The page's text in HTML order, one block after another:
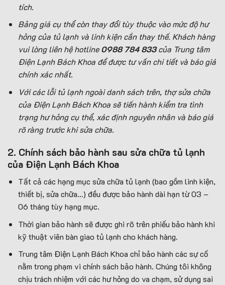
tích.
Bảng giá cụ thể còn thay đổi tùy thuộc vào mức độ hư
hỏng của tủ lạnh và linh kiện cần thay thế. Khách hàng
vui lòng liên hệ hotline0988 784 833của Trung tâm
Điện Lạnh Bách Khoa để được tư vấn chi tiết và báo giá
chính xác nhất.
Với các lỗi tủ lạnh ngoài danh sách trên, thợ sửa chữa
của Điện Lạnh Bách Khoa sẽ tiến hành kiểm tra tình
trạng hư hỏng cụ thể, xác định nguyên nhân và báo giá
rõ ràng trước khi sửa chữa.
2. Chính sách bảo hành sau sửa chữa tủ lạnh
của Điện Lạnh Bách Khoa
Tất cả các hạng mục sửa chữa tủ lạnh (bao gồm linh kiện,
thiết bị, sửa chữa…) đều được bảo hành dài hạn từ 03 –
06 tháng tùy hạng mục.
Thời gian bảo hành sẽ được ghi rõ trên phiếu bảo hành khi
kỹ thuật viên bàn giao tủ lạnh cho khách hàng.
Trung tâm Điện Lạnh Bách Khoa chỉ bảo hành các sự cố
nằm trong phạm vi chính sách bảo hành. Chúng tôi không
chịu trách nhiệm với các hư hỏng do va chạm, sử dụng sai